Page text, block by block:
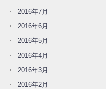
2016年7月
2016年6月
2016年5月
2016年4月
2016年3月
2016年2月